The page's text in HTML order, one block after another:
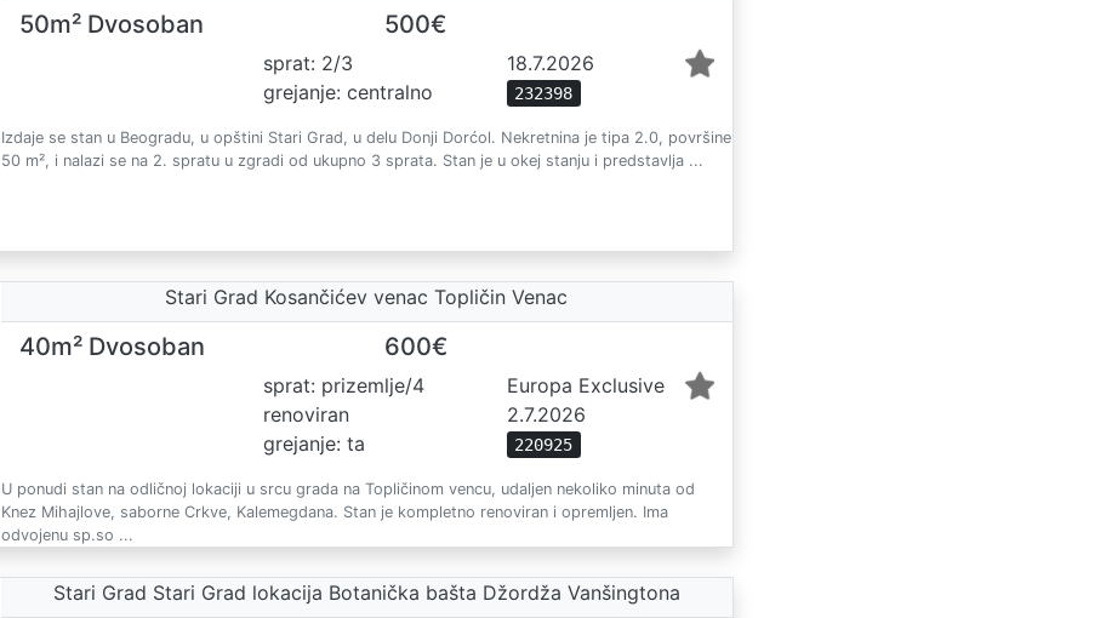
50m² Dvosoban 500€
sprat: 2/3
grejanje: centralno
18.7.2026
232398
Izdaje se stan u Beogradu, u opštini Stari Grad, u delu Donji Dorćol. Nekretnina je tipa 2.0, površine
50 m², i nalazi se na 2. spratu u zgradi od ukupno 3 sprata. Stan je u okej stanju i predstavlja ...
Stari Grad Kosančićev venac Topličin Venac
40m² Dvosoban 600€
sprat: prizemlje/4
renoviran
grejanje: ta
Europa Exclusive
2.7.2026
220925
U ponudi stan na odličnoj lokaciji u srcu grada na Topličinom vencu, udaljen nekoliko minuta od
Knez Mihajlove, saborne Crkve, Kalemegdana. Stan je kompletno renoviran i opremljen. Ima
odvojenu sp.so ...
Stari Grad Stari Grad lokacija Botanička bašta Džordža Vanšingtona